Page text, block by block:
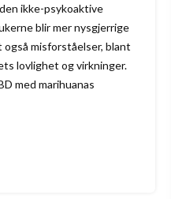
ikke-psykoaktive
blir mer nysgjerrige
misforståelser, blant
lovlighet og virkninger.
med marihuanas